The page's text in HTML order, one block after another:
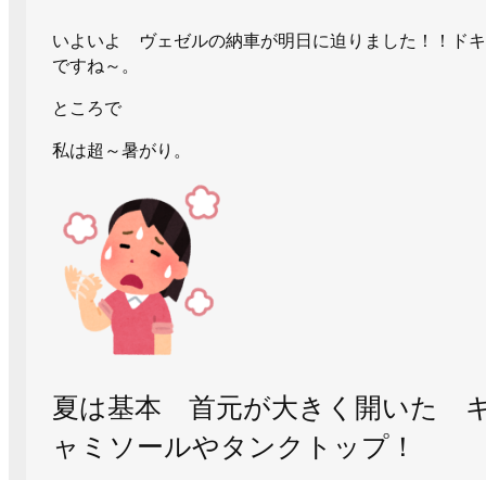
いよいよ ヴェゼルの納車が明日に迫りました！！ド
ですね～。
ところで
私は超～暑がり。
夏は基本 首元が大きく開いた
ャミソールやタンクトップ！